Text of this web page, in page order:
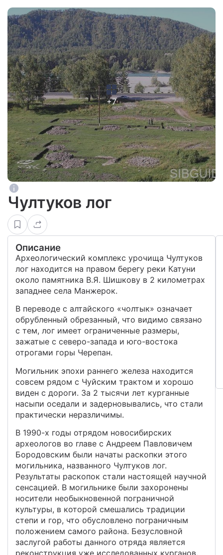
Чултуков лог
+7
Описание
Археологический комплекс урочища Чултуков
лог находится на правом берегу реки Катуни
около памятника В.Я. Шишкову в 2 километрах
западнее села Манжерок.
В переводе с алтайского «чолтык» означает
обрубленный обрезанный, что видимо связано
с тем, лог имеет ограниченные размеры,
зажатые с северо-запада и юго-востока
отрогами горы Черепан.
Могильник эпохи раннего железа находится
совсем рядом с Чуйским трактом и хорошо
виден с дороги. За 2 тысячи лет курганные
насыпи оседали и задерновывались, что стали
практически неразличимы.
В 1990-х годы отрядом новосибирских
археологов во главе с Андреем Павловичем
Бородовским были начаты раскопки этого
могильника, названного Чултуков лог.
Результаты раскопок стали настоящей научной
сенсацией. В могильнике были захоронены
носители необыкновенной пограничной
культуры, в которой смешались традиции
степи и гор, что обусловлено пограничным
положением самого района. Безусловной
заслугой работы данного отряда является